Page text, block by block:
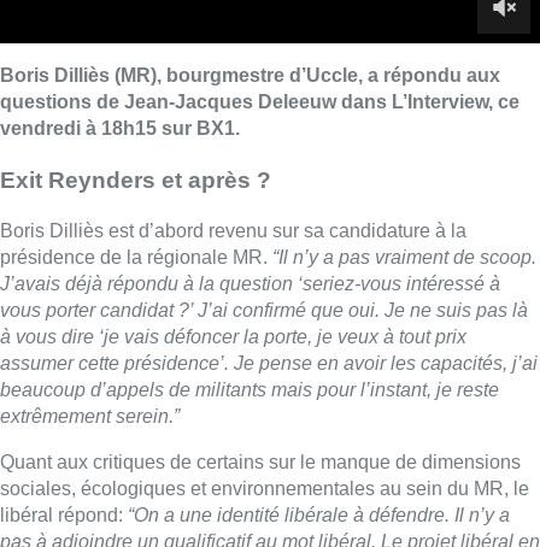
assumer cette présidence’. Je pense en avoir les capacités, j’ai
beaucoup d’appels de militants mais pour l’instant, je reste
extrêmement serein.”
Quant aux critiques de certains sur le manque de dimensions
libéral répond:“On a une identité libérale à défendre. Il n’y a
pas à adjoindre un qualificatif au mot libéral. Le projet libéral en
réalité s’adresse à tout le monde. On doit simplement
beaucoup mieux l’expliciter. Là, on a un travail de pédagogie à
faire et on a une belle durée devant nous pour le faire.”
Mobilité bruxelloise
Le bourgmestre d’Uccle a également été interrogé sur la
question de la mobilité bruxelloise.
peu, c’est que je sens plus de pensées dogmatiques que
pragmatiques.”Il cite notamment comme exemple:“On a parlé
de plus de 60.000 suppressions d’emplacement. Cela
m’interpelle car on supprime le stationnement mais où mettons-